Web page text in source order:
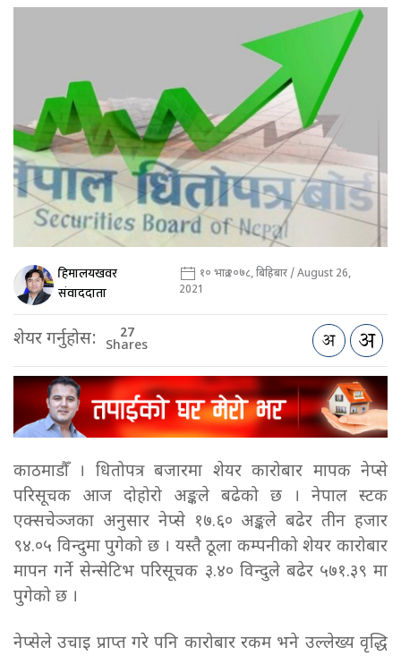
हिमालयखवर
संवाददाता
१० भाद्र २०७८, बिहिबार / August 26,
2021
शेयर गर्नुहोस: 27
Shares
काठमाडौँ । धितोपत्र बजारमा शेयर कारोबार मापक नेप्से
परिसूचक आज दोहोरो अङ्कले बढेको छ । नेपाल स्टक
एक्सचेञ्जका अनुसार नेप्से १७.६० अङ्कले बढेर तीन हजार
९४.०५ विन्दुमा पुगेको छ । यस्तै ठूला कम्पनीको शेयर कारोबार
मापन गर्ने सेन्सेटिभ परिसूचक ३.४० विन्दुले बढेर ५७१.३९ मा
पुगेको छ ।
नेप्सेले उचाइ प्राप्त गरे पनि कारोबार रकम भने उल्लेख्य वृद्धि